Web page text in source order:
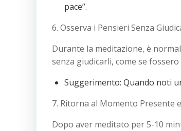
pace”.
6. Osserva i Pensieri Senza
Durante la meditazione, è
senza giudicarli, come se
Suggerimento: Quando noti
7. Ritorna al Momento Presente
Dopo aver meditato per 5-10